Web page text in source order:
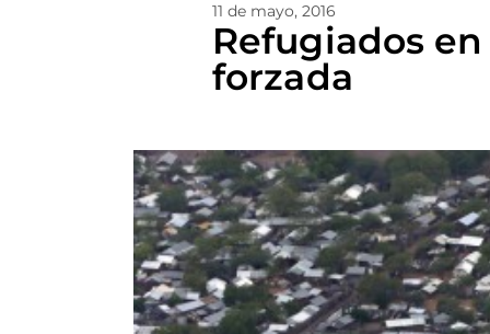
11 de mayo, 2016
Refugiados
forzada